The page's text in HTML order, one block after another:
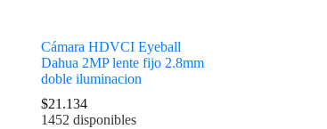
Cámara HDVCI Eyeball
Dahua 2MP lente fijo 2.8mm
doble iluminacion
$21.134
1452 disponibles